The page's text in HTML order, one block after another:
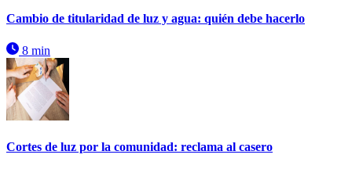
Cambio de titularidad de luz y agua: quién debe hacerlo
8 min
Cortes de luz por la comunidad: reclama al casero